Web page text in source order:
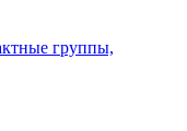
группы,